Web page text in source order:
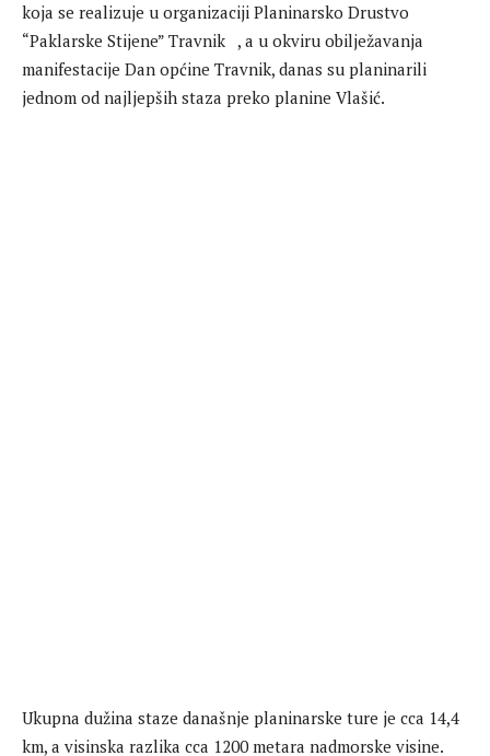
koja se realizuje u organizaciji Planinarsko Drustvo
“Paklarske Stijene” Travnik , a u okviru obilježavanja
manifestacije Dan općine Travnik, danas su planinarili
jednom od najljepših staza preko planine Vlašić.
Ukupna dužina staze današnje planinarske ture je cca 14,4
km, a visinska razlika cca 1200 metara nadmorske visine.